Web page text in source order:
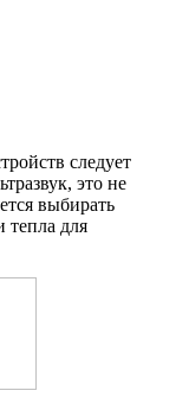
следует
это не
выбирать
тепла для